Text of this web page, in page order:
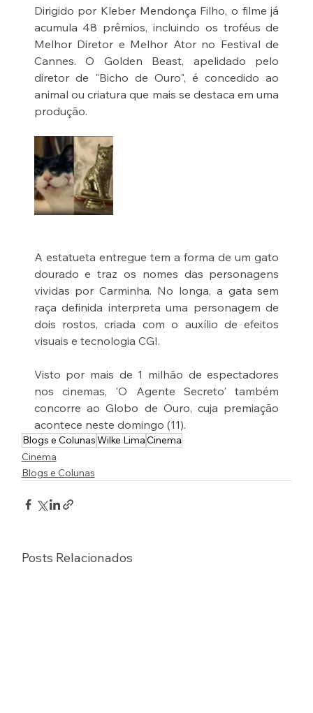
Dirigido por Kleber Mendonça Filho, o filme já
acumula 48 prêmios, incluindo os troféus de
Melhor Diretor e Melhor Ator no Festival de
Cannes. O Golden Beast, apelidado pelo
diretor de "Bicho de Ouro", é concedido ao
animal ou criatura que mais se destaca em uma
produção.
A estatueta entregue tem a forma de um gato
dourado e traz os nomes das personagens
vividas por Carminha. No longa, a gata sem
raça definida interpreta uma personagem de
dois rostos, criada com o auxílio de efeitos
visuais e tecnologia CGI.
Visto por mais de 1 milhão de espectadores
nos cinemas, 'O Agente Secreto' também
concorre ao Globo de Ouro, cuja premiação
acontece neste domingo (11).
Blogs e ColunasWilke LimaCinema
Cinema
Blogs e Colunas
Posts Relacionados